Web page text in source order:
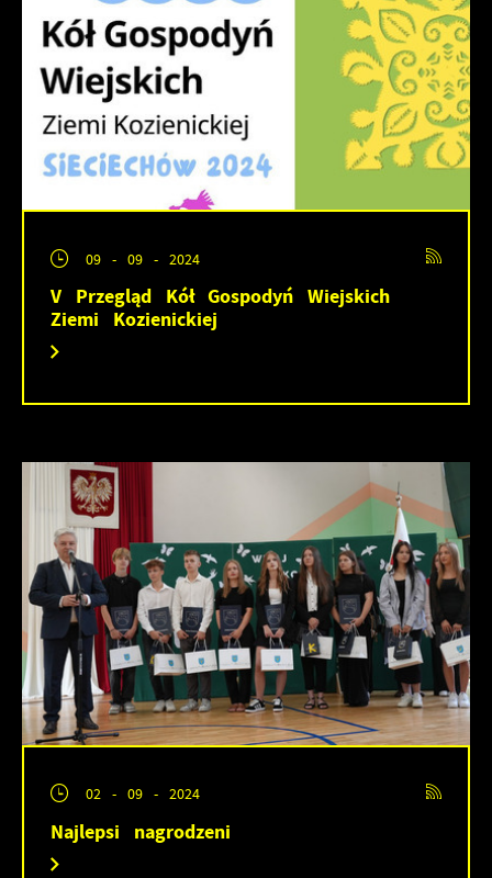
09 - 09 - 2024
V Przegląd Kół Gospodyń Wiejskich
Ziemi Kozienickiej
02 - 09 - 2024
Najlepsi nagrodzeni